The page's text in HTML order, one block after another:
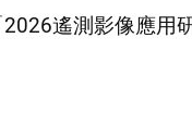
遙測影像應用